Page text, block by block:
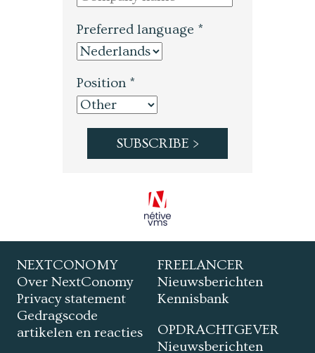
Preferred language *
Position *
NEXTCONOMY
Over NextConomy
Privacy statement
Gedragscode
artikelen en reacties
FREELANCER
Nieuwsberichten
Kennisbank
OPDRACHTGEVER
Nieuwsberichten